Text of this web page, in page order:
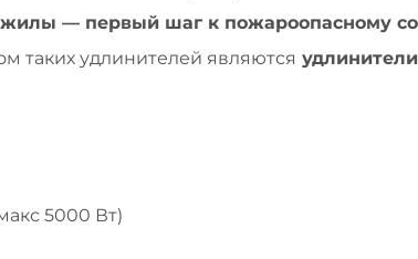
— первый шаг к пожароопасному
таких удлинителей являются удлинители
5000 Вт)